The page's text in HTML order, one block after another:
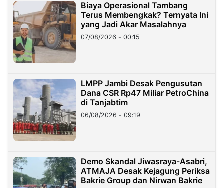
Biaya Operasional Tambang
Terus Membengkak? Ternyata Ini
yang Jadi Akar Masalahnya
07/08/2026 - 00:15
LMPP Jambi Desak Pengusutan
Dana CSR Rp47 Miliar PetroChina
di Tanjabtim
06/08/2026 - 09:19
Demo Skandal Jiwasraya-Asabri,
ATMAJA Desak Kejagung Periksa
Bakrie Group dan Nirwan Bakrie